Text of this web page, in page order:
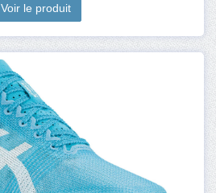
Voir le produit